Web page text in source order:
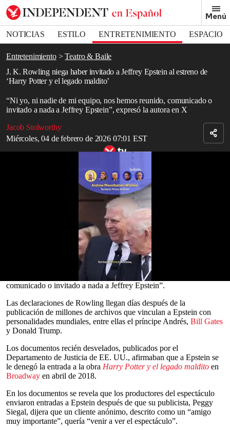
Menú
NOTICIAS ESTILO ENTRETENIMIENTO
ESPACIO
DEPORTES
Entretenimiento
Teatro & Baile
J. K. Rowling niega haber invitado a Jeffrey Epstein al estreno de
‘Harry Potter y el legado maldito’
“Ni yo, ni nadie de mi equipo, nos hemos reunido, comunicado o
invitado a nada a Jeffrey Epstein”, expresó la autora en X
Jacob Stolworthy
Miércoles, 04 de febrero de 2026 07:01 EST
Bookmark popover
Removed from bookmarks
Close popover
seconds
Principales revelaciones de la nueva tanda publicada de archivos de
ha respondido a las afirmaciones de que invitó a
a un estreno deHarry Potter, calificándolas de
La autora, que escribió en X/Twitter, rechazó la sugerencia de que
había tenido contacto con el
pederastacondenado 10 años después
de que fuera declarado culpable de delitos sexuales: “Esto es una
gran tontería. Ni yo, ni nadie de mi equipo, nos hemos reunido,
comunicado o invitado a nada a Jeffrey Epstein”.
Las declaraciones de Rowling llegan días después de la
publicación de millones de archivos que vinculan a Epstein con
personalidades mundiales, entre ellas el príncipe Andrés, Bill Gates
y Donald Trump.
Los documentos recién desvelados, publicados por el
Departamento de Justicia de EE. UU., afirmaban que a Epstein se
le denegó la entrada a la obra Harry Potter y el legado maldito en
Broadway en abril de 2018.
En los documentos se revela que los productores del espectáculo
enviaron entradas a Epstein después de que su publicista, Peggy
Siegal, dijera que un cliente anónimo, descrito como un “amigo
muy importante”, quería “venir a ver el espectáculo”.